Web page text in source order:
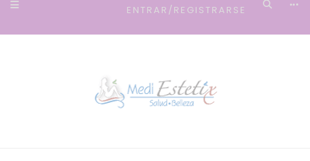
ENTRAR/REGISTRARSE